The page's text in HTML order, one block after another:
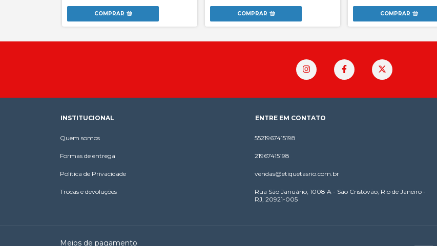
COMPRAR COMPRAR COMPRAR
INSTITUCIONAL
Quem somos
Formas de entrega
Política de Privacidade
Trocas e devoluções
ENTRE EM CONTATO
5521967415198
21967415198
vendas@etiquetasrio.com.br
Rua São Januário, 1008 A - São Cristóvão, Rio de Janeiro -
RJ, 20921-005
Meios de pagamento